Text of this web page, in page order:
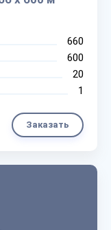
660
600
20
1
Заказать